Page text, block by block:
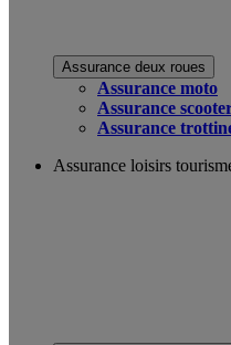
Assurance deux roues
Assurance moto
Assurance
Assurance
Assurance loisirs